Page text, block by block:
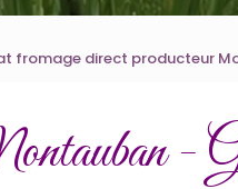
fromage direct producteur
-